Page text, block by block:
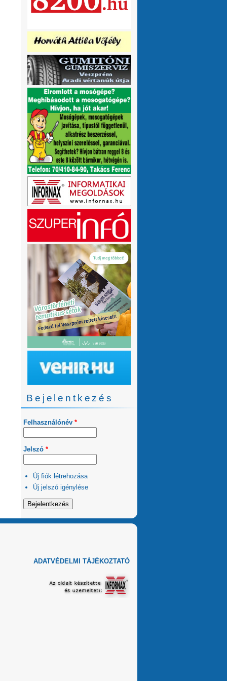
olvasnám.Üdv
10 hónap 1 hét
Köszi az infót. Lehet mit böngészni.
1 év 2 hónap
P.Csaba:Űjra elérhetőek a honlapomon
a klíma adatok (2007-től, havi
részletességgel, napi bontásban):
https://tinyurl.com/24vslpzg A ChatGPT 3
perc alatt megtalálta a hibát a PHP-ben,
ami nekem hónapok óta nem sikerült...
1 év 2 hónap
VMeteo-Zooltán :Nézd már, van itt egy
üzenőfal
1 év 2 hónap
P.Csaba : 1 év 4 hónap
VMeteo-Zooltán:Hopp, meggyógyult
1 év 4 hónap
VMeteo-Zooltán :Kivételesen nem
Valami frissítés rosszul sikerült :/
1 év 4
hónap
Bejelentkezés
Felhasználónév *
Jelszó *
Új fiók létrehozása
Új jelszó igénylése
ADATVÉDELMI TÁJÉKOZTATÓ